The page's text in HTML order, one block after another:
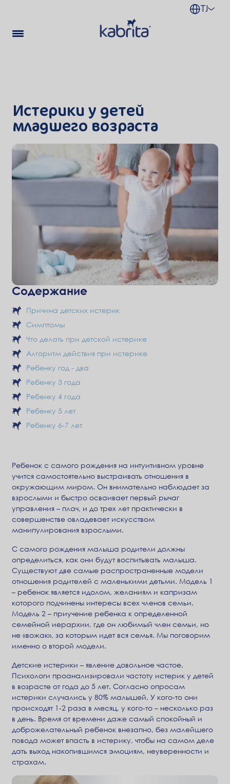
TJ
Истерики у детей
младшего возраста
Содержание
Причина детских истерик
Симптомы
Что делать при детской истерике
Алгоритм действия при истерике
Ребенку год - два
Ребенку 3 года
Ребенку 4 года
Ребенку 5 лет
Ребенку 6-7 лет
Ребенок с самого рождения на интуитивном уровне
учится самостоятельно выстраивать отношения в
окружающим миром. Он внимательно наблюдает за
взрослыми и быстро осваивает первый рычаг
управления – плач, и до трех лет практически в
совершенстве овладевает искусством
манипулирования взрослыми.
С самого рождения малыша родители должны
определиться, как они будут воспитывать малыша.
Существуют две самые распространенные модели
отношения родителей с маленькими детьми. Модель 1
– ребенок является идолом, желаниям и капризам
которого подчинены интересы всех членов семьи.
Модель 2 – приучение ребенка к определенной
семейной иерархии, где он любимый член семьи, но
не «вожак», за которым идет вся семья. Мы поговорим
именно о второй модели.
Детские истерики – явление довольное частое.
Психологи проанализировали частоту истерик у детей
в возрасте от года до 5 лет. Согласно опросам
истерики случались у 80% малышей. У кого-то они
происходят 1-2 раза в месяц, у кого-то – несколько раз
в день. Время от времени даже самый спокойный и
доброжелательный ребенок внезапно, без малейшего
повода может впасть в истерику, чтобы на самом деле
дать выход накопившимся эмоциям, неуверенности и
страхам.